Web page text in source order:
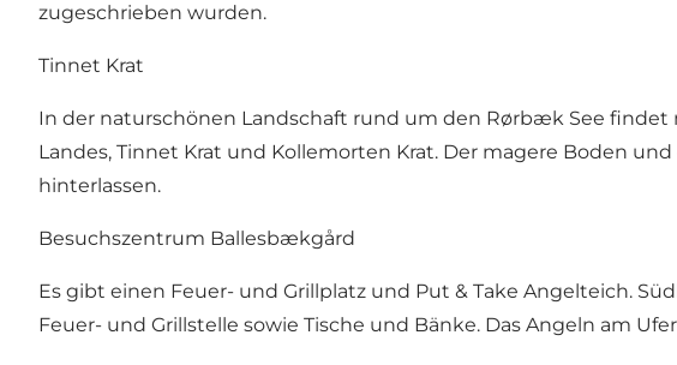
zugeschrieben wurden.
Tinnet Krat
In der naturschönen Landschaft rund um den Rørbæk See findet
Landes, Tinnet Krat und Kollemorten Krat. Der magere Boden
hinterlassen.
Besuchszentrum Ballesbækgård
Es gibt einen Feuer- und Grillplatz und Put & Take Angelteich.
Feuer- und Grillstelle sowie Tische und Bänke. Das Angeln am